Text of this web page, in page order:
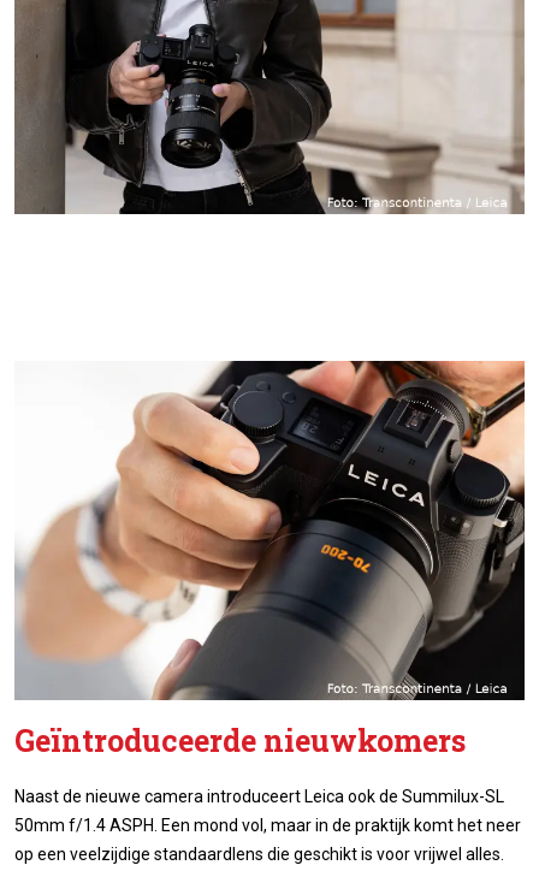
Geïntroduceerde nieuwkomers
Naast de nieuwe camera introduceert Leica ook de Summilux-SL
50mm f/1.4 ASPH. Een mond vol, maar in de praktijk komt het neer
op een veelzijdige standaardlens die geschikt is voor vrijwel alles.